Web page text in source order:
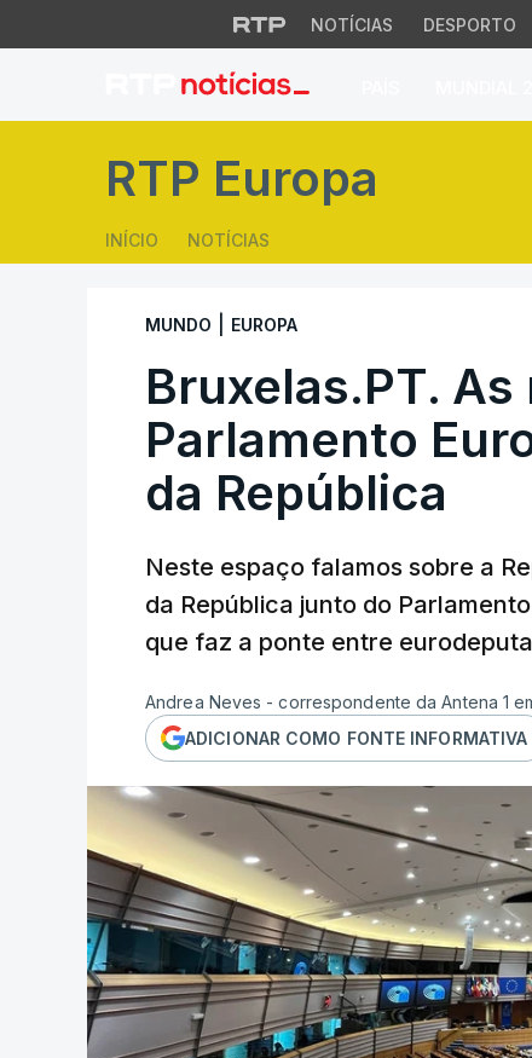
NOTÍCIAS DESPORTO
Bruxelas.PT. As
RTP Europa
INÍCIO NOTÍCIAS
MUNDO EUROPA
Bruxelas.PT.
Parlamento
da República
Neste espaço falamos sobre a
da República junto do
que faz a ponte entre
Andrea Neves - correspondente da Antena 1
ADICIONAR COMO FONTE INFORMATIVA